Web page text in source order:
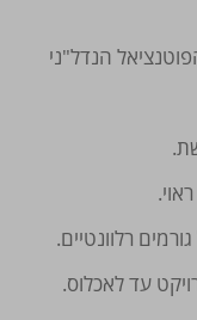
הנדל"ני
רלוונטיים.
עד לאכלוס.